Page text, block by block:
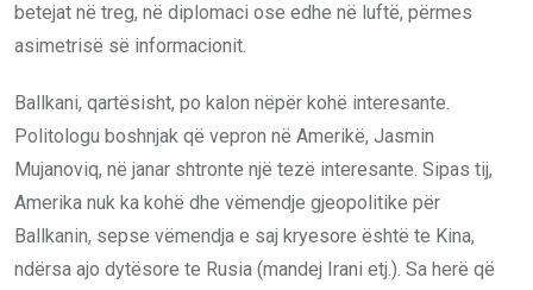
betejat në treg, në diplomaci ose edhe në luftë, përmes
asimetrisë së informacionit.
Ballkani, qartësisht, po kalon nëpër kohë interesante.
Politologu boshnjak që vepron në Amerikë, Jasmin
Mujanoviq, në janar shtronte një tezë interesante. Sipas tij,
Amerika nuk ka kohë dhe vëmendje gjeopolitike për
Ballkanin, sepse vëmendja e saj kryesore është te Kina,
ndërsa ajo dytësore te Rusia (mandej Irani etj.). Sa herë që